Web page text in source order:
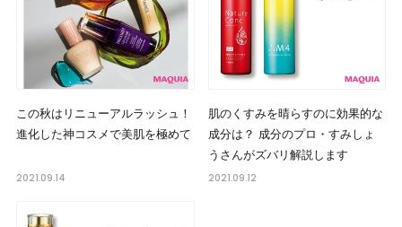
この秋はリニューアルラッシュ！
進化した神コスメで美肌を極めて
2021.09.14
肌のくすみを晴らすのに効果的な
成分は？ 成分のプロ・すみしょ
うさんがズバリ解説します
2021.09.12